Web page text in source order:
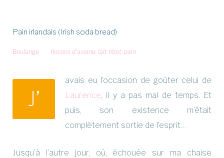
Pain irlandais (Irish soda bread)
Boulange flocons d'avoine, lait ribot, pain
J’
avais eu l’occasion de goûter celui de
Laurence, il y a pas mal de temps. Et
puis, son existence m’était
complètement sortie de l’esprit…
Jusqu’à l’autre jour, où, échouée sur ma chaise